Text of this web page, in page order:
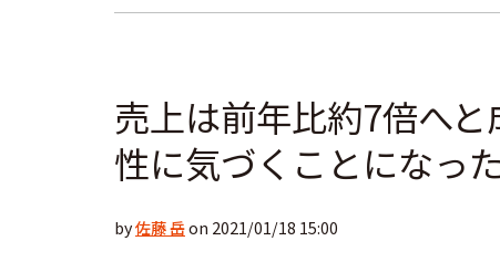
売上は前年比約7倍へ
性に気づくことになっ
by佐藤 岳on 2021/01/18 15:00